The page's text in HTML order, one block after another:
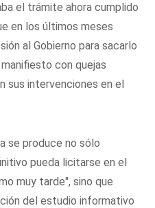
el trámite ahora cumplido
en los últimos meses
al Gobierno para sacarlo
con quejas
sus intervenciones en el
se produce no sólo
pueda licitarse en el
muy tarde", sino que
del estudio informativo